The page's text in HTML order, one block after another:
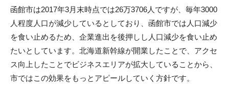
函館市は2017年3月末時点では26万3706人ですが、毎年3000
人程度人口が減少しているとしており、函館市では人口減少
を食い止めるため、企業進出を後押しし人口減少を食い止め
たいとしています。北海道新幹線が開業したことで、アクセ
ス向上したことでビジネスエリアが拡大していることから、
市ではこの効果をもっとアピールしていく方針です。